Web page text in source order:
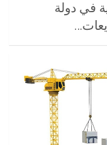
في دولة